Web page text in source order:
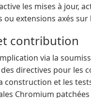
les mises à jour,
ou extensions axés
contribution
via la
directives pour les
construction et les
Chromium